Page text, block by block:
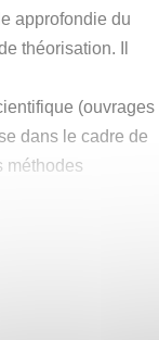
approfondie du
théorisation. Il
(ouvrages
dans le cadre de
méthodes
démarche de
empirique peut
de données :